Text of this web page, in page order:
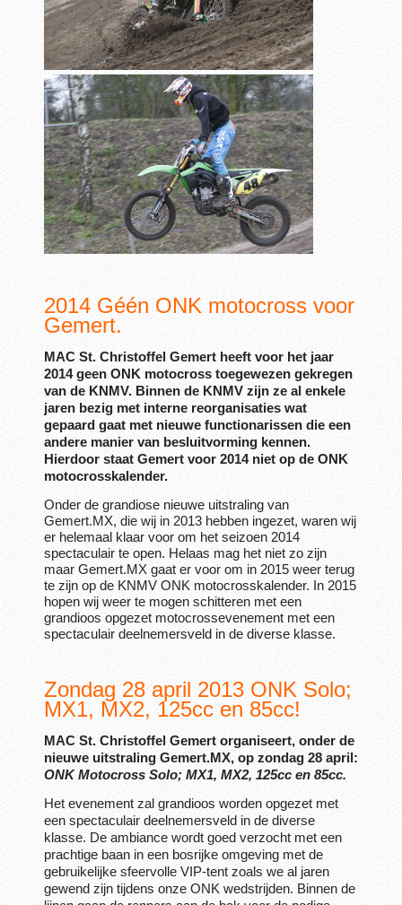
2014 Géén ONK motocross voor
Gemert.
MAC St. Christoffel Gemert heeft voor het jaar
2014 geen ONK motocross toegewezen gekregen
van de KNMV. Binnen de KNMV zijn ze al enkele
jaren bezig met interne reorganisaties wat
gepaard gaat met nieuwe functionarissen die een
andere manier van besluitvorming kennen.
Hierdoor staat Gemert voor 2014 niet op de ONK
motocrosskalender.
Onder de grandiose nieuwe uitstraling van
Gemert.MX, die wij in 2013 hebben ingezet, waren wij
er helemaal klaar voor om het seizoen 2014
spectaculair te open. Helaas mag het niet zo zijn
maar Gemert.MX gaat er voor om in 2015 weer terug
te zijn op de KNMV ONK motocrosskalender. In 2015
hopen wij weer te mogen schitteren met een
grandioos opgezet motocrossevenement met een
spectaculair deelnemersveld in de diverse klasse.
Zondag 28 april 2013 ONK Solo;
MX1, MX2, 125cc en 85cc!
MAC St. Christoffel Gemert organiseert, onder de
nieuwe uitstraling Gemert.MX, op zondag 28 april:
ONK Motocross Solo; MX1, MX2, 125cc en 85cc.
Het evenement zal grandioos worden opgezet met
een spectaculair deelnemersveld in de diverse
klasse. De ambiance wordt goed verzocht met een
prachtige baan in een bosrijke omgeving met de
gebruikelijke sfeervolle VIP-tent zoals we al jaren
gewend zijn tijdens onze ONK wedstrijden. Binnen de